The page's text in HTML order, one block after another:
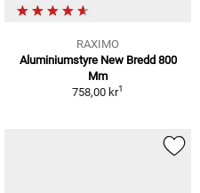
RAXIMO
Aluminiumstyre New Bredd 800
Mm
758,00 kr1